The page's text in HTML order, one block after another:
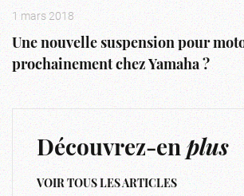
1 mars 2018
Une nouvelle suspension pour
prochainement chez Yamaha ?
Découvrez-enplus
VOIR TOUS LES ARTICLES